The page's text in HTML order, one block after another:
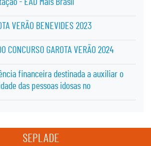
- EAD Mais Brasil
VERÃO BENEVIDES 2023
CONCURSO GAROTA VERÃO 2024
financeira destinada a auxiliar o
das pessoas idosas no
SEPLADE